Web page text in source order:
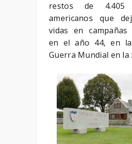
restos de 4.405
americanos que
vidas en campañas
en el año 44, en la
Guerra Mundial en la